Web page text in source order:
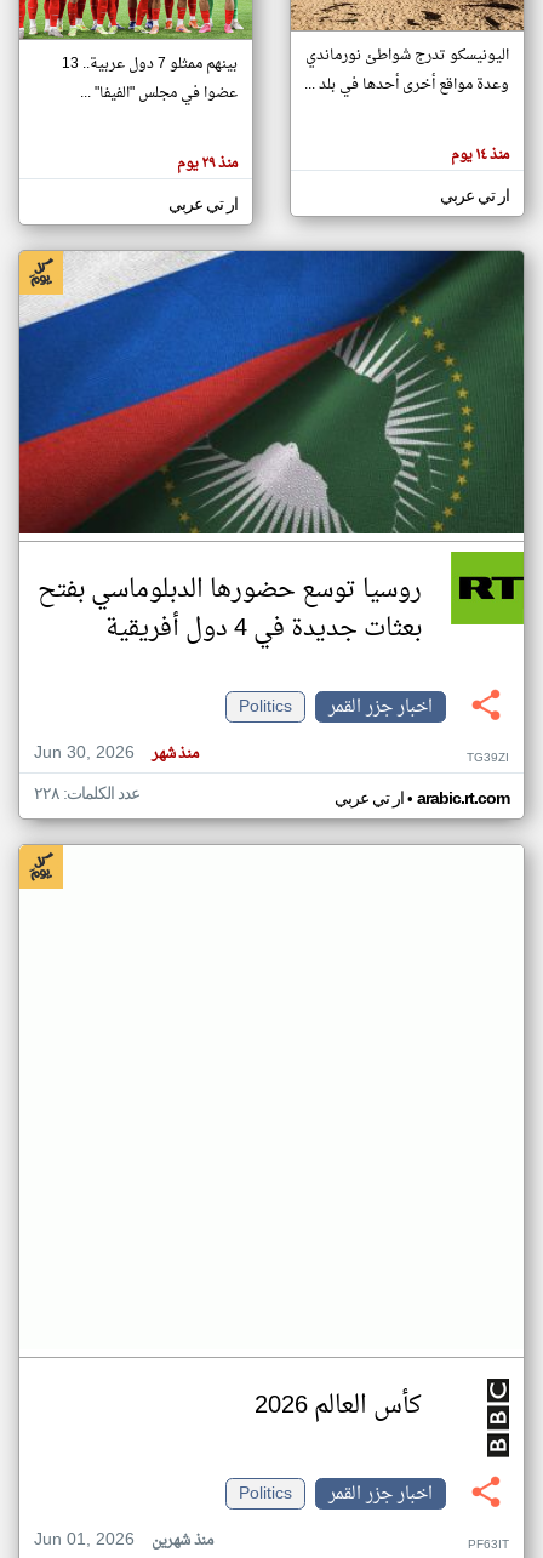
تغيير الدولة
اخبار جزر القمر على مدار الساعة
أهم اخبار جزر القمر العاجلة والمباشرة
هنا عن
وجهة
كاتبيها.
اليونيسكو تدرج شواطئ نورماندي
وعدة مواقع أخرى أحدها في بلد ...
منذ ١٤ يوم
ار تي عربي
بينهم ممثلو 7 دول عربية.. 13
عضوا في مجلس "الفيفا" ...
منذ ٢٩ يوم
ار تي عربي
روسيا توسع حضورها الدبلوماسي بفتح
بعثات جديدة في 4 دول أفريقية
اخبار جزر القمر
Politics
Jun 30, 2026
منذ شهر TG39ZI
ار تي عربي• arabic.rt.com عدد الكلمات: ٢٢٨
كأس العالم 2026
اخبار جزر القمر
Politics
Jun 01, 2026
منذ شهرين PF63IT
klyoum.com